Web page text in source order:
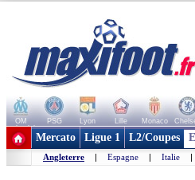
OM PSG Lyon Lille Monaco
+ de clubs
Mercato Ligue 1 L2/Coupes
Angleterre | Espagne | Italie |